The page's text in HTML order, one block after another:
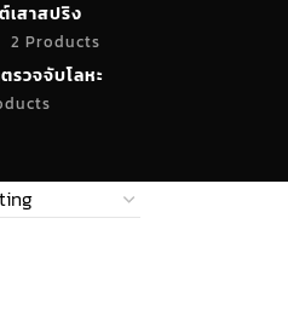
เสาสปริง
2 Products
รวจจับโลหะ